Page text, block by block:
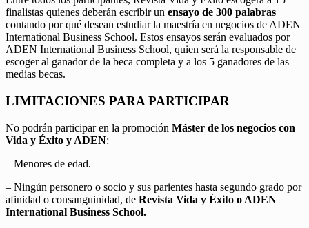
finalistas quienes deberán escribir un ensayo de 300 palabras
contando por qué desean estudiar la maestría en negocios de ADEN
International Business School. Estos ensayos serán evaluados por
ADEN International Business School, quien será la responsable de
escoger al ganador de la beca completa y a los 5 ganadores de las
medias becas.
LIMITACIONES PARA PARTICIPAR
No podrán participar en la promoción Máster de los negocios con
Vida y Éxito y ADEN:
– Menores de edad.
– Ningún personero o socio y sus parientes hasta segundo grado por
afinidad o consanguinidad, de Revista Vida y Éxito o ADEN
International Business School.